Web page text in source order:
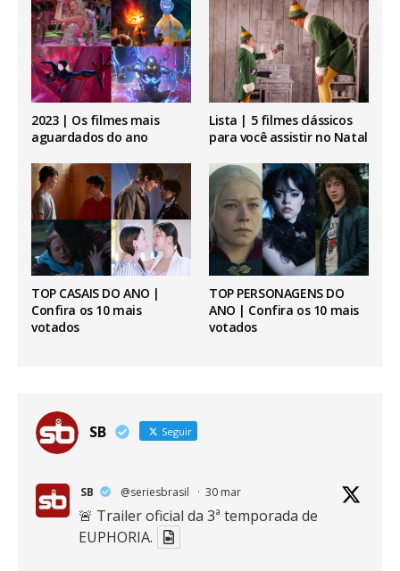
2023 | Os filmes mais
aguardados do ano
Lista | 5 filmes clássicos
para você assistir no Natal
TOP CASAIS DO ANO |
Confira os 10 mais
votados
TOP PERSONAGENS DO
ANO | Confira os 10 mais
votados
SB Seguir
SB @seriesbrasil · 30 mar
🚨 Trailer oficial da 3ª temporada de
EUPHORIA.